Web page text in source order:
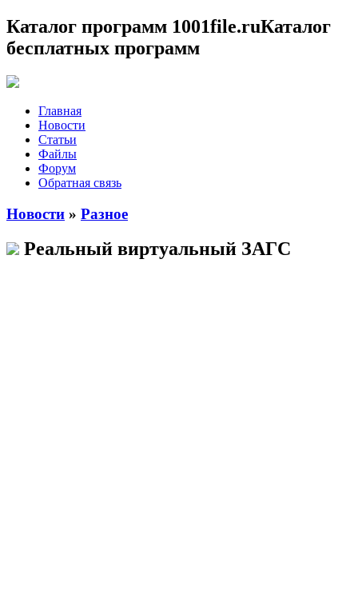
Каталог программ 1001file.ruКаталог
бесплатных программ
Главная
Новости
Статьи
Файлы
Форум
Обратная связь
Новости » Разное
Реальный виртуальный ЗАГС